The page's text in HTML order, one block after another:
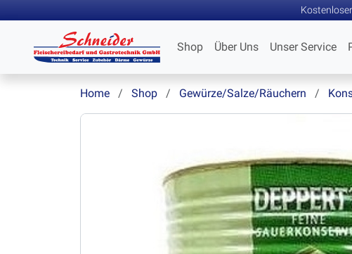
Shop Über Uns Unser Service
Home Shop Gewürze/Salze/Räuchern